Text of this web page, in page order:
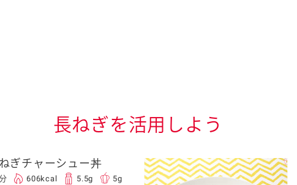
長ねぎを活用しよう
ぎチャーシュー丼
606kcal 5.5g 5g